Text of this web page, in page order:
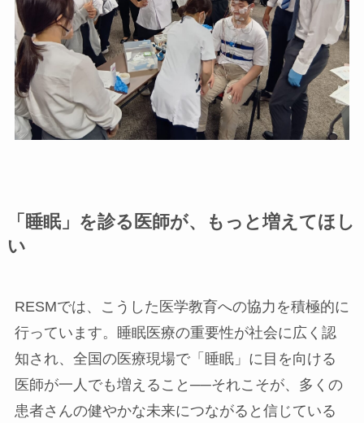
「睡眠」を診る医師が、もっと増えてほし
い
RESMでは、こうした医学教育への協力を積極的に
行っています。睡眠医療の重要性が社会に広く認
知され、全国の医療現場で「睡眠」に目を向ける
医師が一人でも増えること──それこそが、多くの
患者さんの健やかな未来につながると信じている